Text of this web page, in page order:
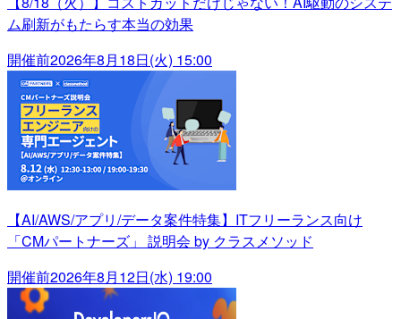
ム刷新がもたらす本当の効果
開催前2026年8月18日(火) 15:00
【AI/AWS/アプリ/データ案件特集】ITフリーランス向け
「CMパートナーズ」 説明会 by クラスメソッド
開催前2026年8月12日(水) 19:00